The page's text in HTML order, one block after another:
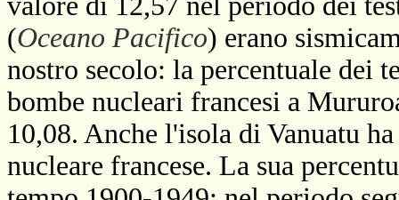
(Oceano Pacifico) erano
nostro secolo: la percentuale dei
bombe nucleari francesi a
10,08. Anche l'isola di Vanuatu
nucleare francese. La sua